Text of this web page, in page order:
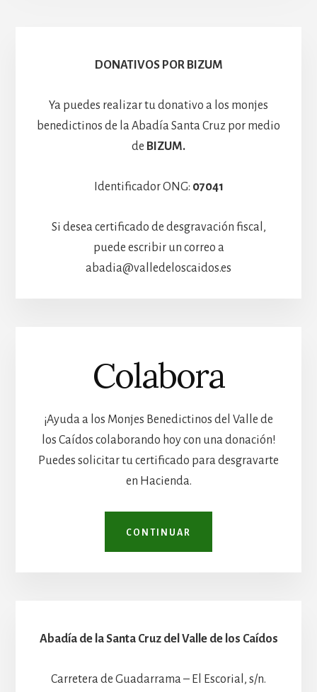
Hospedería
DONATIVOS POR BIZUM
Ya puedes realizar tu donativo a los monjes
benedictinos de la Abadía Santa Cruz por medio
de BIZUM.
Identificador ONG: 07041
Si desea certificado de desgravación fiscal,
puede escribir un correo a
abadia@valledeloscaidos.es
Colabora
¡Ayuda a los Monjes Benedictinos del Valle de
los Caídos colaborando hoy con una donación!
Puedes solicitar tu certificado para desgravarte
en Hacienda.
CONTINUAR
Abadía de la Santa Cruz del Valle de los Caídos
Carretera de Guadarrama – El Escorial, s/n.